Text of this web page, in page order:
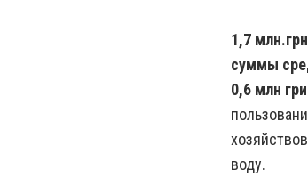
1,7
суммы
0,6 млн
воду.